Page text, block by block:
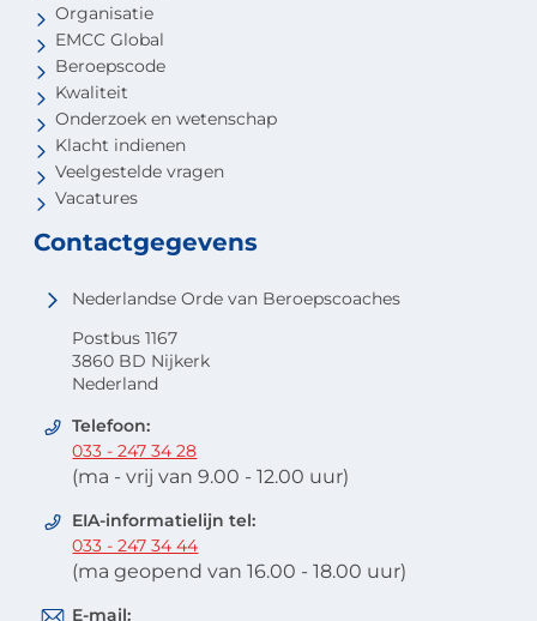
Organisatie
EMCC Global
Beroepscode
Kwaliteit
Onderzoek en wetenschap
Klacht indienen
Veelgestelde vragen
Vacatures
Contactgegevens
Nederlandse Orde van Beroepscoaches
Postbus 1167
3860 BD Nijkerk
Nederland
Telefoon:
033 - 247 34 28
(ma - vrij van 9.00 - 12.00 uur)
EIA-informatielijn tel:
033 - 247 34 44
(ma geopend van 16.00 - 18.00 uur)
E-mail: